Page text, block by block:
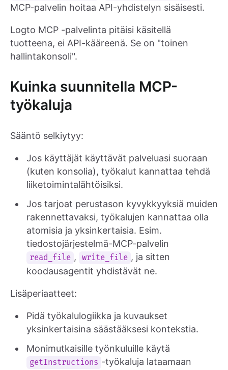
MCP-palvelin hoitaa API-yhdistelyn sisäisesti.
Logto MCP -palvelinta pitäisi käsitellä
tuotteena, ei API-kääreenä. Se on "toinen
hallintakonsoli".
Kuinka suunnitella MCP-
työkaluja
Sääntö selkiytyy:
Jos käyttäjät käyttävät palveluasi suoraan
(kuten konsolia), työkalut kannattaa tehdä
liiketoimintalähtöisiksi.
Jos tarjoat perustason kyvykkyyksiä muiden
rakennettavaksi, työkalujen kannattaa olla
atomisia ja yksinkertaisia. Esim.
tiedostojärjestelmä-MCP-palvelin
read_file , write_file , ja sitten
koodausagentit yhdistävät ne.
Lisäperiaatteet:
Pidä työkalulogiikka ja kuvaukset
yksinkertaisina säästääksesi kontekstia.
Monimutkaisille työnkuluille käytä
getInstructions -työkaluja lataamaan